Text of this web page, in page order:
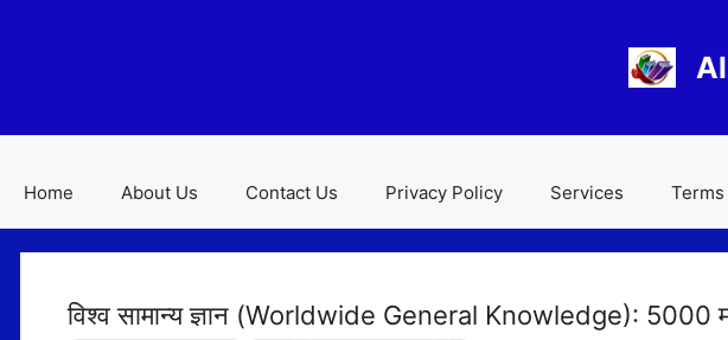
Home About Us Contact Us Privacy Policy Services
विश्व सामान्य ज्ञान (Worldwide General Knowledge): 5000